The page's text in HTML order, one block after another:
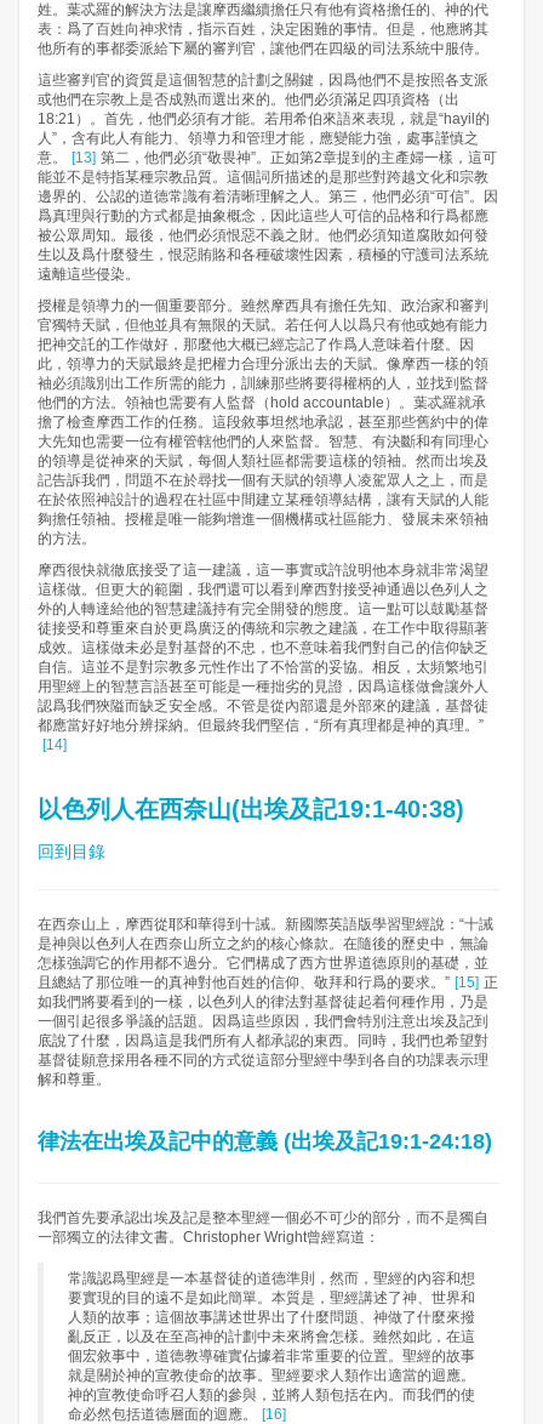
姓。葉忒羅的解決方法是讓摩西繼續擔任只有他有資格擔任的、神的代
表：爲了百姓向神求情，指示百姓，決定困難的事情。但是，他應將其
他所有的事都委派給下屬的審判官，讓他們在四級的司法系統中服侍。
這些審判官的資質是這個智慧的計劃之關鍵，因爲他們不是按照各支派
或他們在宗教上是否成熟而選出來的。他們必須滿足四項資格（出
18:21）。首先，他們必須有才能。若用希伯來語來表現，就是“hayil的
人”，含有此人有能力、領導力和管理才能，應變能力強，處事謹慎之
意。
[13] 第二，他們必須“敬畏神”。正如第2章提到的主產婦一樣，這可
能並不是特指某種宗教品質。這個詞所描述的是那些對跨越文化和宗教
邊界的、公認的道德常識有着清晰理解之人。第三，他們必須“可信”。因
爲真理與行動的方式都是抽象概念，因此這些人可信的品格和行爲都應
被公眾周知。最後，他們必須恨惡不義之財。他們必須知道腐敗如何發
生以及爲什麼發生，恨惡賄賂和各種破壞性因素，積極的守護司法系統
遠離這些侵染。
授權是領導力的一個重要部分。雖然摩西具有擔任先知、政治家和審判
官獨特天賦，但他並具有無限的天賦。若任何人以爲只有他或她有能力
把神交託的工作做好，那麼他大概已經忘記了作爲人意味着什麼。因
此，領導力的天賦最終是把權力合理分派出去的天賦。像摩西一樣的領
袖必須識別出工作所需的能力，訓練那些將要得權柄的人，並找到監督
他們的方法。領袖也需要有人監督（hold accountable）。葉忒羅就承
擔了檢查摩西工作的任務。這段敘事坦然地承認，甚至那些舊約中的偉
大先知也需要一位有權管轄他們的人來監督。智慧、有決斷和有同理心
的領導是從神來的天賦，每個人類社區都需要這樣的領袖。然而出埃及
記告訴我們，問題不在於尋找一個有天賦的領導人凌駕眾人之上，而是
在於依照神設計的過程在社區中間建立某種領導結構，讓有天賦的人能
夠擔任領袖。授權是唯一能夠增進一個機構或社區能力、發展未來領袖
的方法。
摩西很快就徹底接受了這一建議，這一事實或許說明他本身就非常渴望
這樣做。但更大的範圍，我們還可以看到摩西對接受神通過以色列人之
外的人轉達給他的智慧建議持有完全開發的態度。這一點可以鼓勵基督
徒接受和尊重來自於更爲廣泛的傳統和宗教之建議，在工作中取得顯著
成效。這樣做未必是對基督的不忠，也不意味着我們對自己的信仰缺乏
自信。這並不是對宗教多元性作出了不恰當的妥協。相反，太頻繁地引
用聖經上的智慧言語甚至可能是一種拙劣的見證，因爲這樣做會讓外人
認爲我們狹隘而缺乏安全感。不管是從內部還是外部來的建議，基督徒
都應當好好地分辨採納。但最終我們堅信，“所有真理都是神的真理。”
[14]
以色列人在西奈山(出埃及記19:1-40:38)
回到目錄
在西奈山上，摩西從耶和華得到十誡。新國際英語版學習聖經說：“十誡
是神與以色列人在西奈山所立之約的核心條款。在隨後的歷史中，無論
怎樣強調它的作用都不過分。它們構成了西方世界道德原則的基礎，並
且總結了那位唯一的真神對他百姓的信仰、敬拜和行爲的要求。” [15] 正
如我們將要看到的一樣，以色列人的律法對基督徒起着何種作用，乃是
一個引起很多爭議的話題。因爲這些原因，我們會特別注意出埃及記到
底說了什麼，因爲這是我們所有人都承認的東西。同時，我們也希望對
基督徒願意採用各種不同的方式從這部分聖經中學到各自的功課表示理
解和尊重。
律法在出埃及記中的意義 (出埃及記19:1-24:18)
我們首先要承認出埃及記是整本聖經一個必不可少的部分，而不是獨自
一部獨立的法律文書。Christopher Wright曾經寫道：
常識認爲聖經是一本基督徒的道德準則，然而，聖經的內容和想
要實現的目的遠不是如此簡單。本質是，聖經講述了神、世界和
人類的故事；這個故事講述世界出了什麼問題、神做了什麼來撥
亂反正，以及在至高神的計劃中未來將會怎樣。雖然如此，在這
個宏敘事中，道德教導確實佔據着非常重要的位置。聖經的故事
就是關於神的宣教使命的故事。聖經要求人類作出適當的迴應。
神的宣教使命呼召人類的參與，並將人類包括在內。而我們的使
命必然包括道德層面的迴應。
[16]